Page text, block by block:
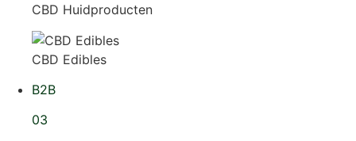
CBD Huidproducten
CBD Edibles
B2B
03